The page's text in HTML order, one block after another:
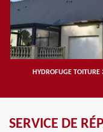
HYDROFUGE TOITURE
SERVICE DE